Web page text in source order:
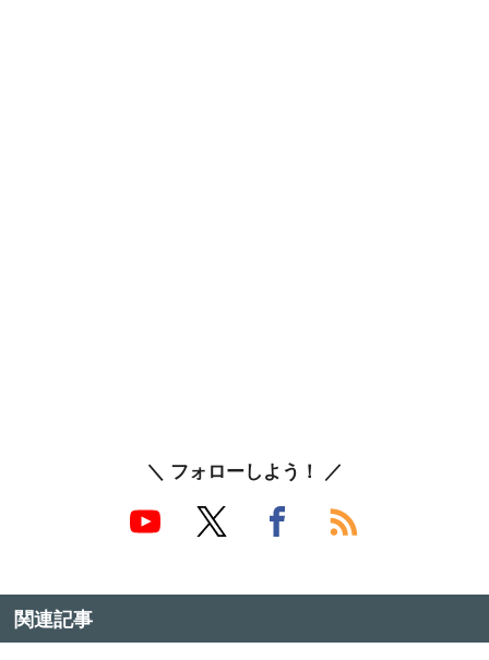
＼ フォローしよう！ ／
関連記事